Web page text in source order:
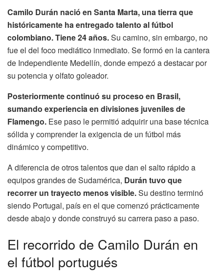
Camilo Durán nació en Santa Marta, una tierra que
históricamente ha entregado talento al fútbol
colombiano.Tiene 24 años.Su camino, sin embargo, no
fue el del foco mediático inmediato. Se formó en la cantera
de Independiente Medellín, donde empezó a destacar por
su potencia y olfato goleador.
Posteriormente continuó su proceso en Brasil,
sumando experiencia en divisiones juveniles de
Flamengo. Ese paso le permitió adquirir una base técnica
sólida y comprender la exigencia de un fútbol más
dinámico y competitivo.
A diferencia de otros talentos que dan el salto rápido a
equipos grandes de Sudamérica, Durán tuvo que
recorrer un trayecto menos visible.Su destino terminó
siendo Portugal, país en el que comenzó prácticamente
desde abajo y donde construyó su carrera paso a paso.
El recorrido de Camilo Durán en
el fútbol portugués